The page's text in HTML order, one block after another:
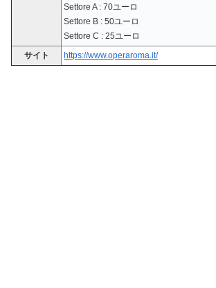
Settore A : 70ユーロ
Settore B : 50ユーロ
Settore C : 25ユーロ
サイト
https://www.operaroma.it/